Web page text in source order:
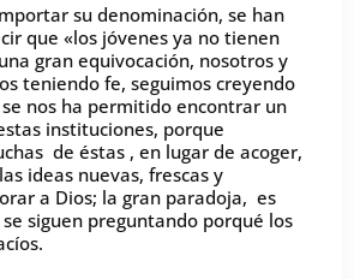
su denominación, se han
que «los jóvenes ya no tienen
gran equivocación, nosotros y
teniendo fe, seguimos creyendo
nos ha permitido encontrar un
instituciones, porque
de éstas , en lugar de acoger,
ideas nuevas, frescas y
a Dios; la gran paradoja, es
siguen preguntando porqué los